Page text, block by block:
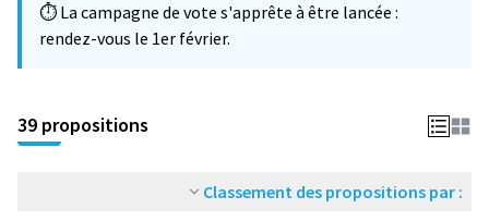
⏱️ La campagne de vote s'apprête à être lancée :
rendez-vous le 1er février.
39 propositions
Classement des propositions par :